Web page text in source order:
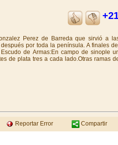
Perez de Barreda que sirvió a
por toda la península. A finales del
de Armas:En campo de sinople
de plata tres a cada lado.Otras ramas
Reportar Error Compartir